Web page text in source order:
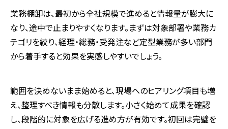
業務棚卸は、最初から全社規模で進めると情報量が膨大に
なり、途中で止まりやすくなります。まずは対象部署や業務カ
テゴリを絞り、経理・総務・受発注など定型業務が多い部門
から着手すると効果を実感しやすいでしょう。
範囲を決めないまま始めると、現場へのヒアリング項目も増
え、整理すべき情報も分散します。小さく始めて成果を確認
し、段階的に対象を広げる進め方が有効です。初回は完璧を